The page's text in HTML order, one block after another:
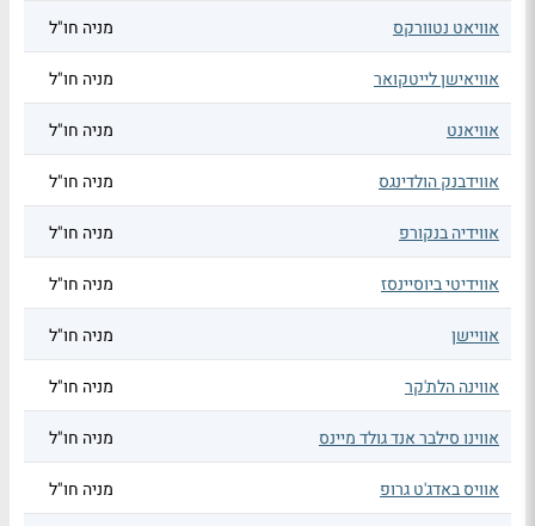
אוויאט נטוורקס מניה חו"ל
אוויאישן לייטקואר מניה חו"ל
אוויאנט מניה חו"ל
אווידבנק הולדינגס מניה חו"ל
אווידיה בנקורפ מניה חו"ל
אווידיטי ביוסיינסז מניה חו"ל
אוויישן מניה חו"ל
אווינה הלת'קר מניה חו"ל
אווינו סילבר אנד גולד מיינס מניה חו"ל
אוויס באדג'ט גרופ מניה חו"ל